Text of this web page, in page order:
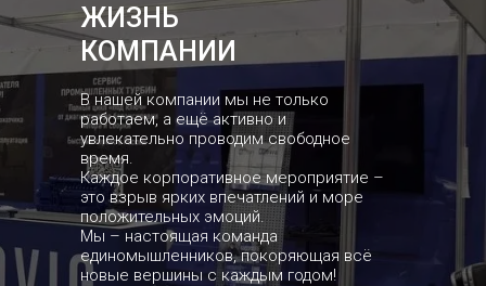
ЖИЗНЬ
КОМПАНИИ
В нашей компании мы не только
работаем, а ещё активно и
увлекательно проводим свободное
время.
Каждое корпоративное мероприятие –
это взрыв ярких впечатлений и море
положительных эмоций.
Мы – настоящая команда
единомышленников, покоряющая всё
новые вершины с каждым годом!